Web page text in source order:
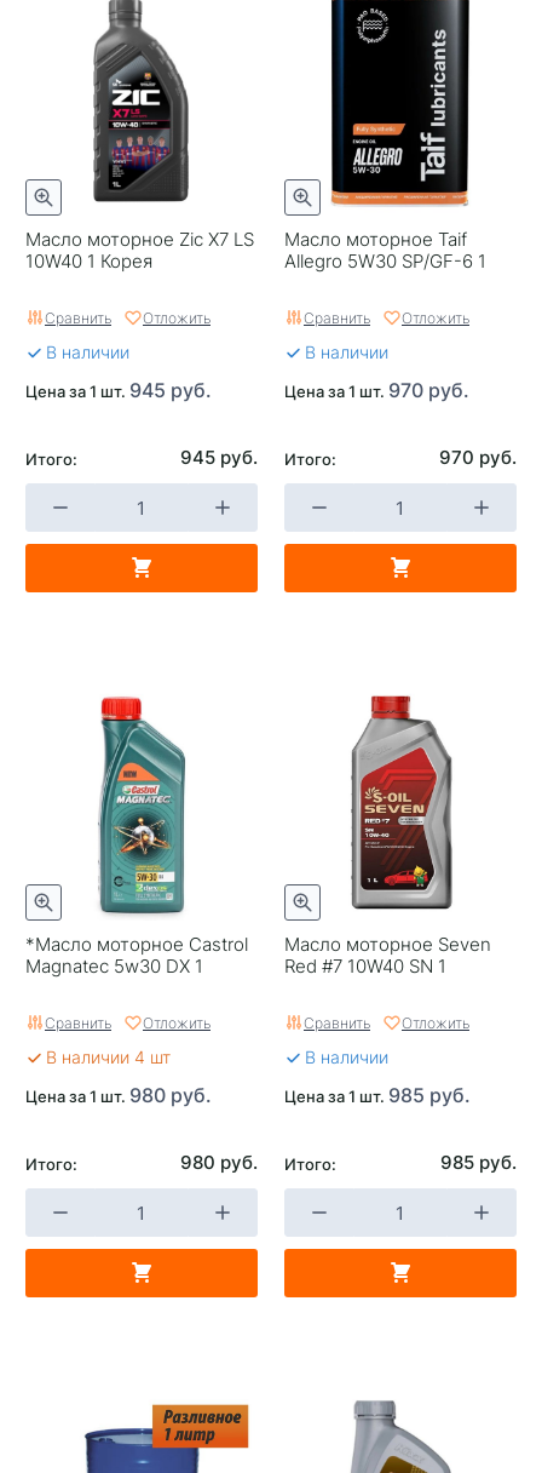
Масло моторное Zic X7 LS
10W40 1 Корея
Сравнить Отложить
В наличии
Цена за 1 шт. 945 руб.
Итого: 945 руб.
Масло моторное Taif
Allegro 5W30 SP/GF-6 1
Сравнить Отложить
В наличии
Цена за 1 шт. 970 руб.
Итого: 970 руб.
*Масло моторное Castrol
Magnatec 5w30 DX 1
Сравнить Отложить
В наличии 4 шт
Цена за 1 шт. 980 руб.
Итого: 980 руб.
Масло моторное Seven
Red #7 10W40 SN 1
Сравнить Отложить
В наличии
Цена за 1 шт. 985 руб.
Итого: 985 руб.